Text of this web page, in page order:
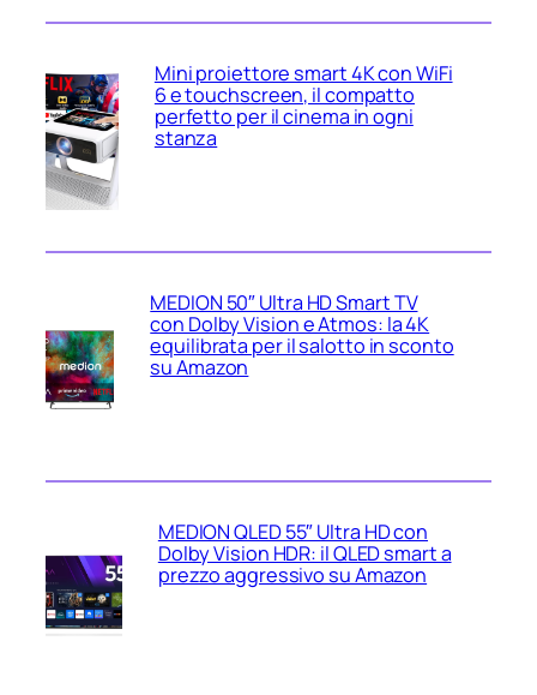
Mini proiettore smart 4K con WiFi
6 e touchscreen, il compatto
perfetto per il cinema in ogni
stanza
MEDION 50″ Ultra HD Smart TV
con Dolby Vision e Atmos: la 4K
equilibrata per il salotto in sconto
su Amazon
MEDION QLED 55″ Ultra HD con
Dolby Vision HDR: il QLED smart a
prezzo aggressivo su Amazon